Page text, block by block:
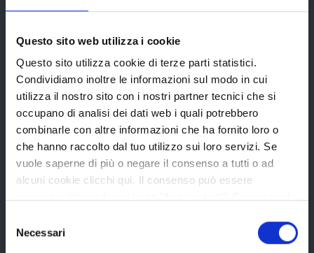
Questo sito web utilizza i cookie
Questo sito utilizza cookie di terze parti statistici.
Condividiamo inoltre le informazioni sul modo in cui
utilizza il nostro sito con i nostri partner tecnici che si
occupano di analisi dei dati web i quali potrebbero
combinarle con altre informazioni che ha fornito loro o
che hanno raccolto dal tuo utilizzo sui loro servizi. Se
vuole saperne di più o negare il consenso a tutti o ad
alcuni cookie clicchi qui. Il consenso può essere
tasto "Rifiuta".
delNecessari
Provincia di Reggio Emilia
La Provincia
Organi di governo